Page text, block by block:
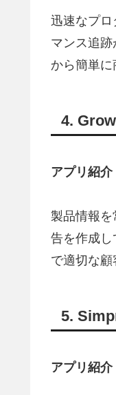
迅速なプ
マンス追
から簡単に
4.
アプリ紹介
製品情報
告を作成
で適切な顧
5.
アプリ紹介